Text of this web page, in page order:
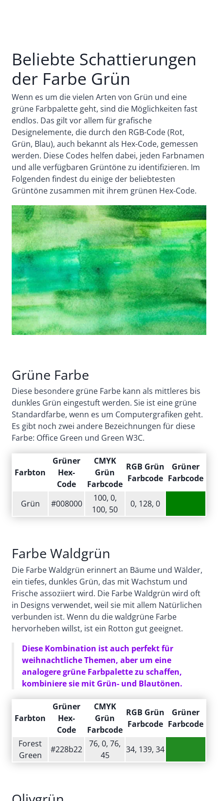
Beliebte Schattierungen
der Farbe Grün
Wenn es um die vielen Arten von Grün und eine
grüne Farbpalette geht, sind die Möglichkeiten fast
endlos. Das gilt vor allem für grafische
Designelemente, die durch den RGB-Code (Rot,
Grün, Blau), auch bekannt als Hex-Code, gemessen
werden. Diese Codes helfen dabei, jeden Farbnamen
und alle verfügbaren Grüntöne zu identifizieren. Im
Folgenden findest du einige der beliebtesten
Grüntöne zusammen mit ihrem grünen Hex-Code.
Grüne Farbe
Diese besondere grüne Farbe kann als mittleres bis
dunkles Grün eingestuft werden. Sie ist eine grüne
Standardfarbe, wenn es um Computergrafiken geht.
Es gibt noch zwei andere Bezeichnungen für diese
Farbe: Office Green und Green W3C.
Farbton
Grüner
Hex-
Code
CMYK
Grün
Farbcode
RGB Grün
Farbcode
Grüner
Farbcode
Grün #008000
100, 0,
100, 50
0, 128, 0
Farbe Waldgrün
Die Farbe Waldgrün erinnert an Bäume und Wälder,
ein tiefes, dunkles Grün, das mit Wachstum und
Frische assoziiert wird. Die Farbe Waldgrün wird oft
in Designs verwendet, weil sie mit allem Natürlichen
verbunden ist. Wenn du die waldgrüne Farbe
hervorheben willst, ist ein Rotton gut geeignet.
Diese Kombination ist auch perfekt für
weihnachtliche Themen, aber um eine
analogere grüne Farbpalette zu schaffen,
kombiniere sie mit Grün- und Blautönen.
Farbton
Grüner
Hex-
Code
CMYK
Grün
Farbcode
RGB Grün
Farbcode
Grüner
Farbcode
Forest
Green
#228b22
76, 0, 76,
45
34, 139, 34